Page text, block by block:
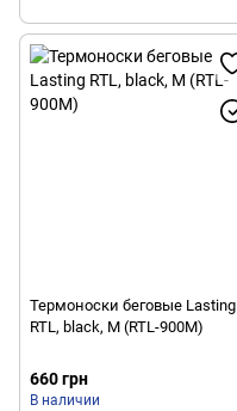
Термоноски беговые Lasting
RTL, black, M (RTL-900M)
660 грн
В наличии